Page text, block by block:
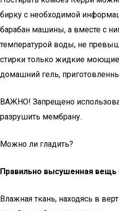
бирку с необходимой
барабан машины, а вместе с
температурой воды, не
стирки только жидкие моющие
домашний гель,
ВАЖНО! Запрещено
разрушить мембрану.
Можно ли гладить?
Правильно высушенная вещь
Влажная ткань, находясь в